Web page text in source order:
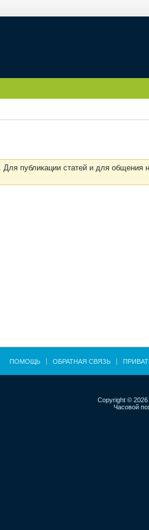
. Для публикации статей и для общения
ПОМОЩЬ ОБРАТНАЯ СВЯЗЬ
Copyright © 2026
Часовой